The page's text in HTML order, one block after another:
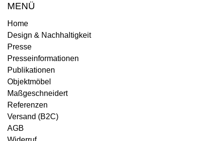
MENÜ
Home
Design & Nachhaltigkeit
Presse
Presseinformationen
Publikationen
Objektmöbel
Maßgeschneidert
Referenzen
Versand (B2C)
AGB